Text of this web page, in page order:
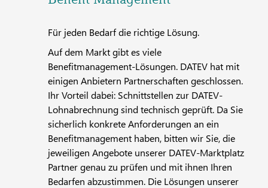
Für jeden Bedarf die richtige Lösung.
Auf dem Markt gibt es viele
Benefitmanagement-Lösungen. DATEV hat mit
einigen Anbietern Partnerschaften geschlossen.
Ihr Vorteil dabei: Schnittstellen zur DATEV-
Lohnabrechnung sind technisch geprüft. Da Sie
sicherlich konkrete Anforderungen an ein
Benefitmanagement haben, bitten wir Sie, die
jeweiligen Angebote unserer DATEV-Marktplatz
Partner genau zu prüfen und mit ihnen Ihren
Bedarfen abzustimmen. Die Lösungen unserer